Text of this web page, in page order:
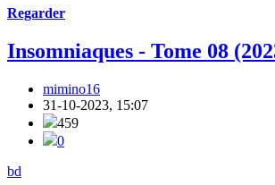
Regarder
Insomniaques - Tome 08
mimino16
31-10-2023, 15:07
459
0
bd